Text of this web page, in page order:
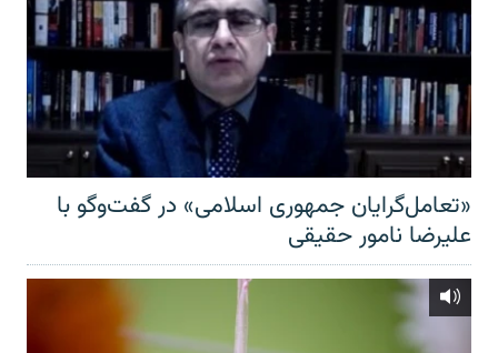
«تعامل‌گرایان جمهوری اسلامی» در گفت‌وگو با
علیرضا نامور حقیقی